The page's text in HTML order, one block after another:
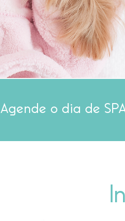
Agende o dia de